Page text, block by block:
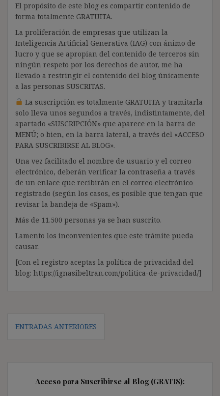
El propósito de este blog es compartir contenido de
forma totalmente GRATUITA.
La proliferación de empresas que utilizan la
Inteligencia Artificial Generativa (IAG) con ánimo de
lucro y que se apropian del contenido de terceros sin
ningún respeto por los derechos de autor, me ha
llevado a restringir el contenido del blog únicamente
a las personas SUSCRITAS.
La suscripción es totalmente GRATUITA y tramitarla
solo lleva unos segundos a través, indistintamente, del
apartado «SUSCRIPCIÓN» que aparece en la barra de
MENÚ; o bien, en la barra lateral, a través del «ACCESO
PARA SUSCRIBIRSE AL BLOG».
Una vez facilitado el nombre de usuario y el correo
electrónico, deberán verificar la contraseña a través
de un enlace que recibirán en el correo electrónico
registrado (según los casos, es posible que tengan que
revisar la bandeja de «Spam»).
Más de 11.500 personas ya se han suscrito.
Lamento los inconvenientes que este trámite pueda
causar.
[Con el registro aceptas la política de privacidad del
blog: https://ignasibeltran.com/politica-de-privacidad/]
de
ENTRADAS ANTERIORES
Acceso para Suscribirse al Blog (GRATIS):